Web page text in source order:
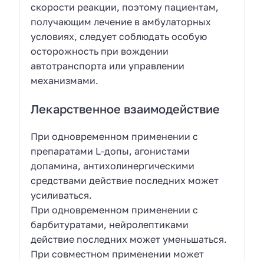
скорости реакции, поэтому пациентам,
получающим лечение в амбулаторных
условиях, следует соблюдать особую
осторожность при вождении
автотранспорта или управлении
механизмами.
Лекарственное взаимодействие
При одновременном применении с
препаратами L-допы, агонистами
допамина, антихолинергическими
средствами действие последних может
усиливаться.
При одновременном применении с
барбитуратами, нейролептиками
действие последних может уменьшаться.
При совместном применении может